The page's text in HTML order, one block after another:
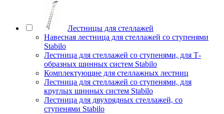
Лестницы для стеллажей
Навесная лестница для стеллажей со ступенями
Stabilo
Лестница для стеллажей со ступенями, для Т-
образных шинных систем Stabilo
Комплектующие для стеллажных лестниц
Лестница для стеллажей со ступенями, для
круглых шинных систем Stabilo
Лестница для двухрядных стеллажей, со
ступенями Stabilo